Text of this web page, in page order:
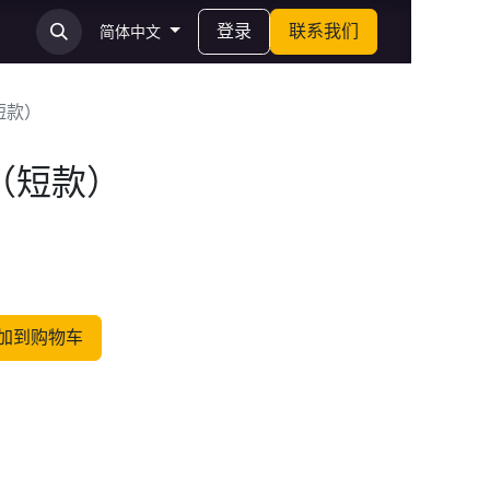
简体中文 登录 联系我们
）
款）
到购物车